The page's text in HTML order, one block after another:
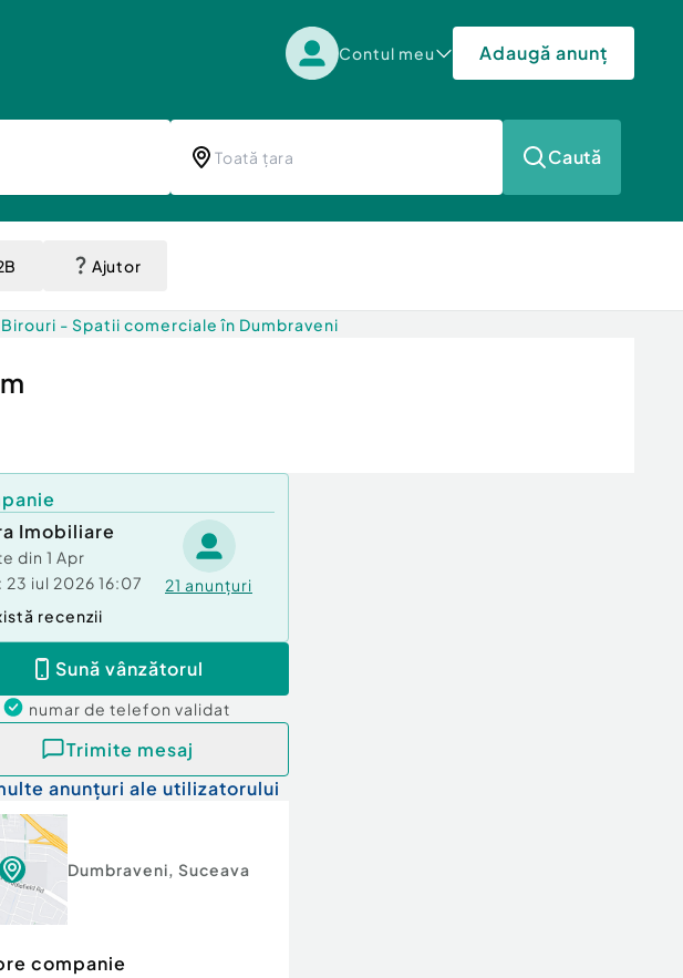
Contul meu Adaugă anunț
Caută
Ajutor
Birouri - Spatii comerciale în Dumbraveni
Imobiliare
din 1 Apr
23 iul 2026 16:07 21 anunțuri
recenzii
Sună vânzătorul
numar de telefon validat
Trimite mesaj
anunțuri ale utilizatorului
Dumbraveni, Suceava
companie